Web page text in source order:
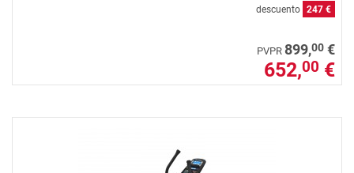
descuento 247 €
PVPR 899,00 €
652,00 €